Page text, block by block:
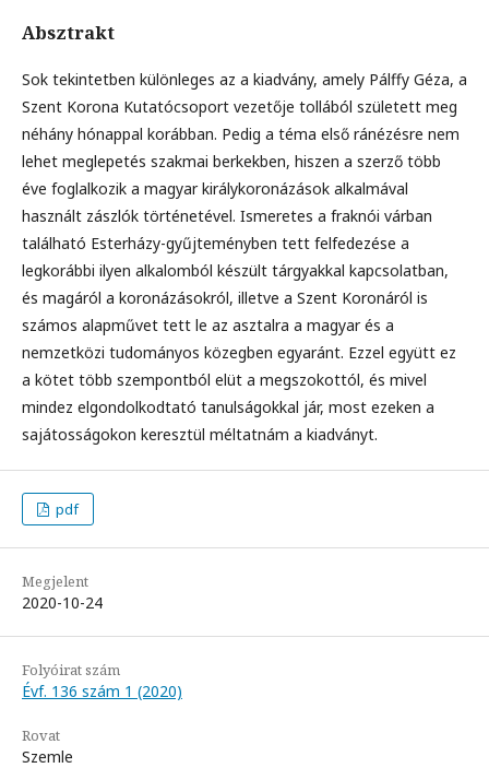
Absztrakt
Sok tekintetben különleges az a kiadvány, amely Pálffy Géza, a
Szent Korona Kutatócsoport vezetője tollából született meg
néhány hónappal korábban. Pedig a téma első ránézésre nem
lehet meglepetés szakmai berkekben, hiszen a szerző több
éve foglalkozik a magyar királykoronázások alkalmával
használt zászlók történetével. Ismeretes a fraknói várban
található Esterházy-gyűjteményben tett felfedezése a
legkorábbi ilyen alkalomból készült tárgyakkal kapcsolatban,
és magáról a koronázásokról, illetve a Szent Koronáról is
számos alapművet tett le az asztalra a magyar és a
nemzetközi tudományos közegben egyaránt. Ezzel együtt ez
a kötet több szempontból elüt a megszokottól, és mivel
mindez elgondolkodtató tanulságokkal jár, most ezeken a
sajátosságokon keresztül méltatnám a kiadványt.
pdf
Megjelent
2020-10-24
Folyóirat szám
Évf. 136 szám 1 (2020)
Rovat
Szemle